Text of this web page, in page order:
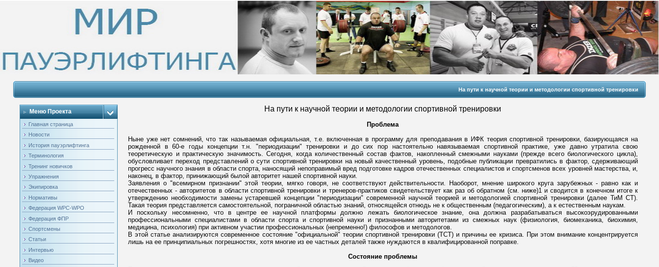
На пути к научной теории и методологии спортивной тренировки
Меню Проекта
Главная страница
Новости
История пауэрлифтинга
Терминология
Тренинг новичков
Упражнения
Экипировка
Нормативы
Федерация WPC-WPO
Федерация ФПР
Спортсмены
Статьи
Интервью
Видео
На пути к научной теории и методологии спортивной тренировки
Проблема
Ныне уже нет сомнений, что так называемая официальная, т.е. включенная в программу для преподавания в ИФК теория спортивной тренировки, базирующаяся на
рожденной в 60-е годы концепции т.н. "периодизации" тренировки и до сих пор настоятельно навязываемая спортивной практике, уже давно утратила свою
теоретическую и практическую значимость. Сегодня, когда количественный состав фактов, накопленный смежными науками (прежде всего биологического цикла),
обусловливает переход представлений о сути спортивной тренировки на новый качественный уровень, подобные публикации превратились в фактор, сдерживающий
прогресс научного знания в области спорта, наносящий непоправимый вред подготовке кадров отечественных специалистов и спортсменов всех уровней мастерства, и,
наконец, в фактор, принижающий былой авторитет нашей спортивной науки.
Заявления о "всемирном признании" этой теории, мягко говоря, не соответствуют действительности. Наоборот, мнение широкого круга зарубежных - равно как и
отечественных - авторитетов в области спортивной тренировки и тренеров-практиков свидетельствует как раз об обратном (см. ниже)1 и сводится в конечном итоге к
утверждению необходимости замены устаревшей концепции "периодизации" современной научной теорией и методологией спортивной тренировки (далее ТиМ СТ).
Такая теория представляется самостоятельной, пограничной областью знаний, относящейся отнюдь не к общественным (педагогическим), а к естественным наукам.
И поскольку несомненно, что в центре ее научной платформы должно лежать биологическое знание, она должна разрабатываться высокоэрудированными
профессиональными специалистами в области спорта и спортивной науки и признанными авторитетами из смежных наук (физиология, биомеханика, биохимия,
медицина, психология) при активном участии профессиональных (непременно!) философов и методологов.
В этой статье анализируются современное состояние "официальной" теории спортивной тренировки (ТСТ) и причины ее кризиса. При этом внимание концентрируется
лишь на ее принципиальных погрешностях, хотя многие из ее частных деталей также нуждаются в квалифицированной поправке.
Состояние проблемы